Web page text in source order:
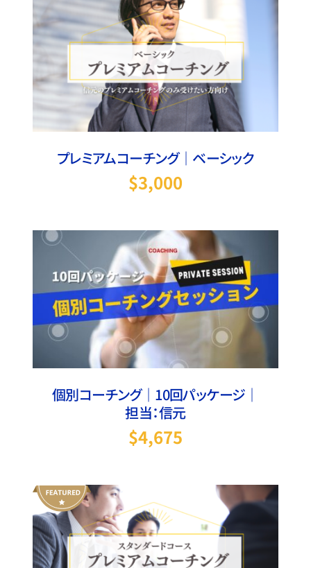
お買い物カゴに追加 / 詳細
プレミアムコーチング｜ベーシック
$3,000
お買い物カゴに追加 / 詳細
個別コーチング｜10回パッケージ｜
担当：信元
$4,675
On Sale
お買い物カゴに追加 / 詳細